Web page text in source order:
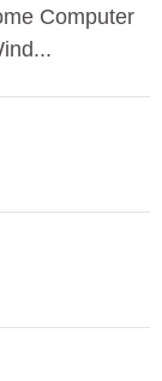
Computer